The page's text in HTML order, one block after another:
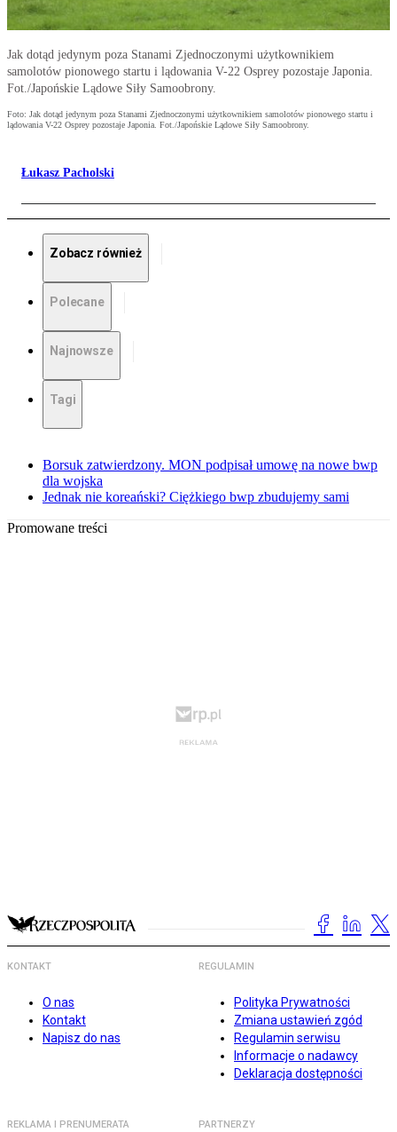
Jak dotąd jedynym poza Stanami Zjednoczonymi użytkownikiem
samolotów pionowego startu i lądowania V-22 Osprey pozostaje Japonia.
Fot./Japońskie Lądowe Siły Samoobrony.
Foto: Jak dotąd jedynym poza Stanami Zjednoczonymi użytkownikiem samolotów pionowego startu i
lądowania V-22 Osprey pozostaje Japonia. Fot./Japońskie Lądowe Siły Samoobrony.
Łukasz Pacholski
Zobacz również
Polecane
Najnowsze
Tagi
Borsuk zatwierdzony. MON podpisał umowę na nowe bwp
dla wojska
Jednak nie koreański? Ciężkiego bwp zbudujemy sami
Promowane treści
KONTAKT
O nas
Kontakt
Napisz do nas
REGULAMIN
Polityka Prywatności
Zmiana ustawień zgód
Regulamin serwisu
Informacje o nadawcy
Deklaracja dostępności
REKLAMA I PRENUMERATA PARTNERZY